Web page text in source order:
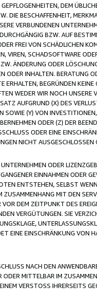
DEM
DIE BESCHAFFENHEIT,
VERBUNDENEN
BZW. AUF
FREI VON SCHÄDLICHEN
VIREN, SCHADSOFTWARE
ÄNDERUNG ODER
ODER INHALTEN. BERATUNG
ERHALTEN, BEGRÜNDEN
WEDER WIR NOCH
AUFGRUND (X) DES
SOWIE (Y) VON
ODER (Z) DER
ODER EINE
NICHT
ODER
EINNAHMEN ODER
ENTSTEHEN, SELBST
MIT DEN
DEM ZEITPUNKT DES
VERGÜTUNGEN. SIE
EINE EINSCHRÄNKUNG VON
NACH DEN
MITTELBAR IM
VERSTOSS IHRERSEITS